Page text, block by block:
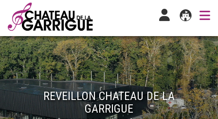
REVEILLON CHATEAU DE LA
GARRIGUE